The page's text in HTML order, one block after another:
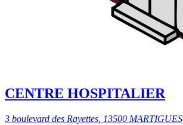
CENTRE HOSPITALIER
3 boulevard des Rayettes, 13500 MARTIGUES